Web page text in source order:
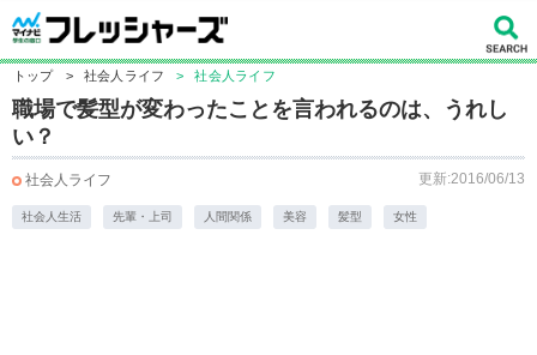
トップ > 社会人ライフ > 社会人ライフ
職場で髪型が変わったことを言われるのは、うれし
い？
社会人ライフ 更新:2016/06/13
社会人生活 先輩・上司 人間関係 美容 髪型 女性